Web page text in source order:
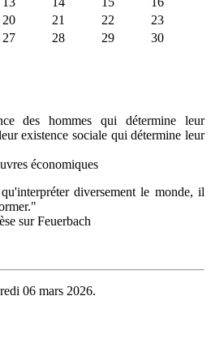
20 21 22
23
27 28 29
30
des hommes qui détermine leur
existence sociale qui détermine leur
économiques
diversement le monde, il
sur Feuerbach
06 mars 2026.